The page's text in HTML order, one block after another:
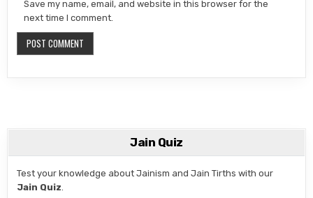
Save my name, email, and website in this browser for the
next time I comment.
Jain Quiz
Test your knowledge about Jainism and Jain Tirths with our
Jain Quiz